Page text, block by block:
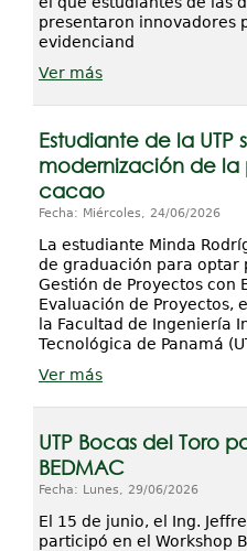
presentaron innovadores
evidenciand
Ver más
Estudiante de la UTP
modernización de
cacao
Fecha: Miércoles, 24/06/2026
La estudiante Minda
de graduación para optar
Gestión de Proyectos con
Evaluación de Proyectos,
la Facultad de Ingeniería
Tecnológica de Panamá
Ver más
UTP Bocas del Toro
BEDMAC
Fecha: Lunes, 29/06/2026
El 15 de junio, el Ing.
participó en el Workshop